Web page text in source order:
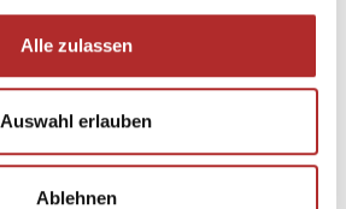
Alle zulassen
Auswahl erlauben
Ablehnen